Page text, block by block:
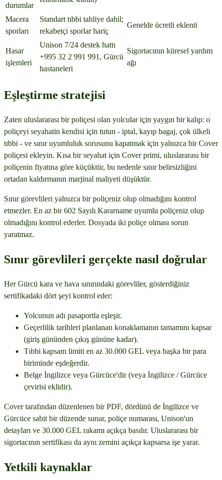
durumlar
Macera
sporları
Standart tıbbi tahliye dahil;
rekabetçi sporlar hariç
Genelde ücretli eklenti
Hasar
işlemleri
Unison 7/24 destek hattı
+995 32 2 991 991, Gürcü
hastaneleri
Sigortacının küresel yardım
ağı
Eşleştirme stratejisi
Zaten uluslararası bir poliçesi olan yolcular için yaygın bir kalıp: o
poliçeyi seyahatin kendisi için tutun - iptal, kayıp bagaj, çok ülkeli
tıbbi - ve sınır uyumluluk sorusunu kapatmak için yalnızca bir Cover
poliçesi ekleyin. Kısa bir seyahat için Cover primi, uluslararası bir
poliçenin fiyatına göre küçüktür, bu nedenle sınır belirsizliğini
ortadan kaldırmanın marjinal maliyeti düşüktür.
Sınır görevlileri yalnızca bir poliçeniz olup olmadığını kontrol
etmezler. En az bir 602 Sayılı Kararname uyumlu poliçeniz olup
olmadığını kontrol ederler. Dosyada iki poliçe olması sorun
yaratmaz.
Sınır görevlileri gerçekte nasıl doğrular
Her Gürcü kara ve hava sınırındaki görevliler, gösterdiğiniz
sertifikadaki dört şeyi kontrol eder:
Yolcunun adı pasaportla eşleşir.
Geçerlilik tarihleri planlanan konaklamanın tamamını kapsar
(giriş gününden çıkış gününe kadar).
Tıbbi kapsam limiti en az 30.000 GEL veya başka bir para
biriminde eşdeğerdir.
Belge İngilizce veya Gürcüce'dir (veya İngilizce / Gürcüce
çevirisi eklidir).
Cover tarafından düzenlenen bir PDF, dördünü de İngilizce ve
Gürcüce sabit bir düzende sunar, poliçe numarası, Unison'un
detayları ve 30.000 GEL rakamı açıkça basılır. Uluslararası bir
sigortacının sertifikası da aynı zemini açıkça kapsarsa işe yarar.
Yetkili kaynaklar